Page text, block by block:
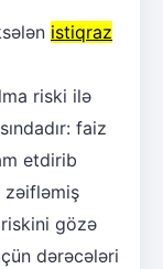
istiqraz
riski ilə
faiz
etdirib
zəifləmiş
gözə
dərəcələri